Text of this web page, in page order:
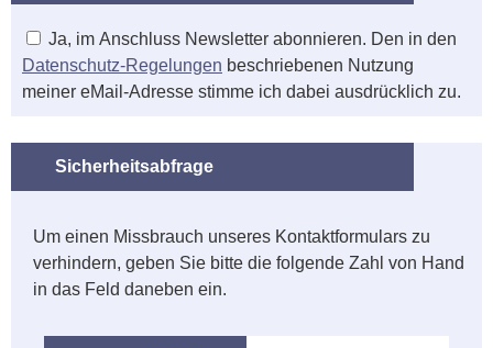
Ja, im Anschluss Newsletter abonnieren. Den in den
Datenschutz-Regelungen beschriebenen Nutzung
meiner eMail-Adresse stimme ich dabei ausdrücklich zu.
Sicherheitsabfrage
Um einen Missbrauch unseres Kontaktformulars zu
verhindern, geben Sie bitte die folgende Zahl von Hand
in das Feld daneben ein.